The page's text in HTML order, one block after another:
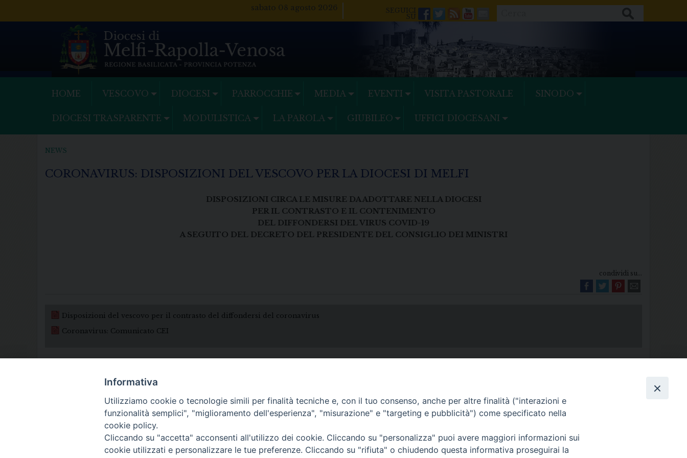
sabato 08 agosto 2026
Facebook
Twitter
FeedsYoutube
Mail
HOME VESCOVO DIOCESI PARROCCHIE MEDIA EVENTI VISITA PASTORALE SINODO
DIOCESI TRASPARENTE MODULISTICA LA PAROLA GIUBILEO UFFICI DIOCESANI
NEWS
CORONAVIRUS: DISPOSIZIONI DEL VESCOVO PER LA DIOCESI DI MELFI
DISPOSIZIONI CIRCA LE MISURE DA ADOTTARE NELLA DIOCESI
PER IL CONTRASTO E IL CONTENIMENTO
DEL DIFFONDERSI DEL VIRUS COVID-19
A SEGUITO DEL DECRETO DEL PRESIDENTE DEL CONSIGLIO DEI MINISTRI
condividi su...
Disposizioni del vescovo per il contrasto del diffondersi del coronavirus
Coronavirus: Comunicato CEI
• Largo Duomo, 12 - 85025 MELFI (PZ) • Tel. 0972238604
Informativa
Utilizziamo cookie o tecnologie simili per finalità tecniche e, con il tuo consenso, anche per altre finalità ("interazioni e
funzionalità semplici", "miglioramento dell'esperienza", "misurazione" e "targeting e pubblicità") come specificato nella
cookie policy.
Cliccando su "accetta" acconsenti all'utilizzo dei cookie. Cliccando su "personalizza" puoi avere maggiori informazioni sui
cookie utilizzati e personalizzare le tue preferenze. Cliccando su "rifiuta" o chiudendo questa informativa proseguirai la